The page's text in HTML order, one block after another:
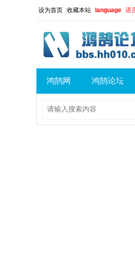
设为首页 收藏本站 language 语
鸿鹄网 鸿鹄论坛